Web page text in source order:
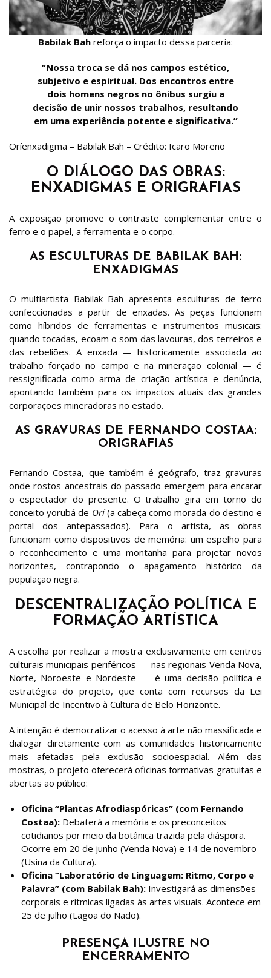
Babilak Bah reforça o impacto dessa parceria:
“Nossa troca se dá nos campos estético,
subjetivo e espiritual. Dos encontros entre
dois homens negros no ônibus surgiu a
decisão de unir nossos trabalhos, resultando
em uma experiência potente e significativa.”
Oríenxadigma – Babilak Bah – Crédito: Icaro Moreno
O DIÁLOGO DAS OBRAS:
ENXADIGMAS E ORIGRAFIAS
A exposição promove o contraste complementar entre o
ferro e o papel, a ferramenta e o corpo.
AS ESCULTURAS DE BABILAK BAH:
ENXADIGMAS
O multiartista Babilak Bah apresenta esculturas de ferro
confeccionadas a partir de enxadas. As peças funcionam
como híbridos de ferramentas e instrumentos musicais:
quando tocadas, ecoam o som das lavouras, dos terreiros e
das rebeliões. A enxada — historicamente associada ao
trabalho forçado no campo e na mineração colonial — é
ressignificada como arma de criação artística e denúncia,
apontando também para os impactos atuais das grandes
corporações mineradoras no estado.
AS GRAVURAS DE FERNANDO COSTAA:
ORIGRAFIAS
Fernando Costaa, que também é geógrafo, traz gravuras
onde rostos ancestrais do passado emergem para encarar
o espectador do presente. O trabalho gira em torno do
conceito yorubá de Orí(a cabeça como morada do destino e
portal dos antepassados). Para o artista, as obras
funcionam como dispositivos de memória: um espelho para
o reconhecimento e uma montanha para projetar novos
horizontes, contrapondo o apagamento histórico da
população negra.
DESCENTRALIZAÇÃO POLÍTICA E
FORMAÇÃO ARTÍSTICA
A escolha por realizar a mostra exclusivamente em centros
culturais municipais periféricos — nas regionais Venda Nova,
Norte, Noroeste e Nordeste — é uma decisão política e
estratégica do projeto, que conta com recursos da Lei
Municipal de Incentivo à Cultura de Belo Horizonte.
A intenção é democratizar o acesso à arte não massificada e
dialogar diretamente com as comunidades historicamente
mais afetadas pela exclusão socioespacial. Além das
mostras, o projeto oferecerá oficinas formativas gratuitas e
abertas ao público:
Oficina “Plantas Afrodiaspóricas” (com Fernando
Costaa): Debaterá a memória e os preconceitos
cotidianos por meio da botânica trazida pela diáspora.
Ocorre em 20 de junho (Venda Nova) e 14 de novembro
(Usina da Cultura).
Oficina “Laboratório de Linguagem: Ritmo, Corpo e
Palavra” (com Babilak Bah): Investigará as dimensões
corporais e rítmicas ligadas às artes visuais. Acontece em
25 de julho (Lagoa do Nado).
PRESENÇA ILUSTRE NO
ENCERRAMENTO